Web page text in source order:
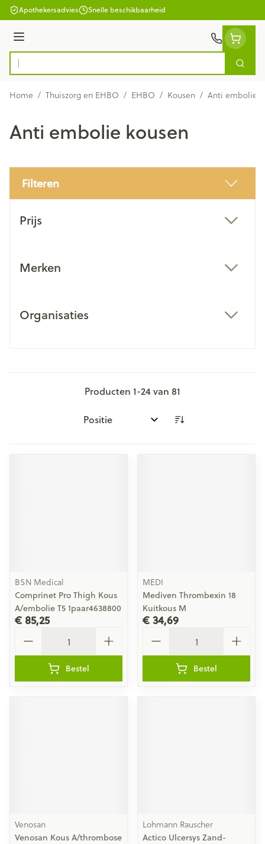
Ga naar de inhoud
Apothekersadvies Snelle beschikbaarheid
Menu
Product, merk, categorie...
Zoek
Home / Thuiszorg en EHBO / EHBO / Kousen / Anti embolie
Anti embolie kousen
Filteren
Prijs
Merken
Organisaties
Producten 1-24van 81
Sorteer op:
BSN Medical
Comprinet Pro Thigh Kous
A/embolie T5 1paar4638800
€ 85,25
Bestel
MEDI
Mediven Thrombexin 18
Kuitkous M
€ 34,69
Bestel
Venosan
Venosan Kous A/thrombose
Lohmann Rauscher
Actico Ulcersys Zand-